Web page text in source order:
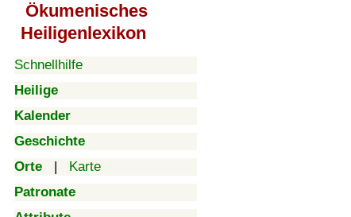
Ökumenisches
Heiligenlexikon
Schnellhilfe
Heilige
Kalender
Geschichte
Orte | Karte
Patronate